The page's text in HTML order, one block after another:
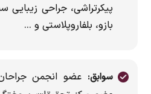
پیکرتراشی، جراحی زیبایی
بازو، بلفاروپلاستی و ...
سوابق: عضو انجمن